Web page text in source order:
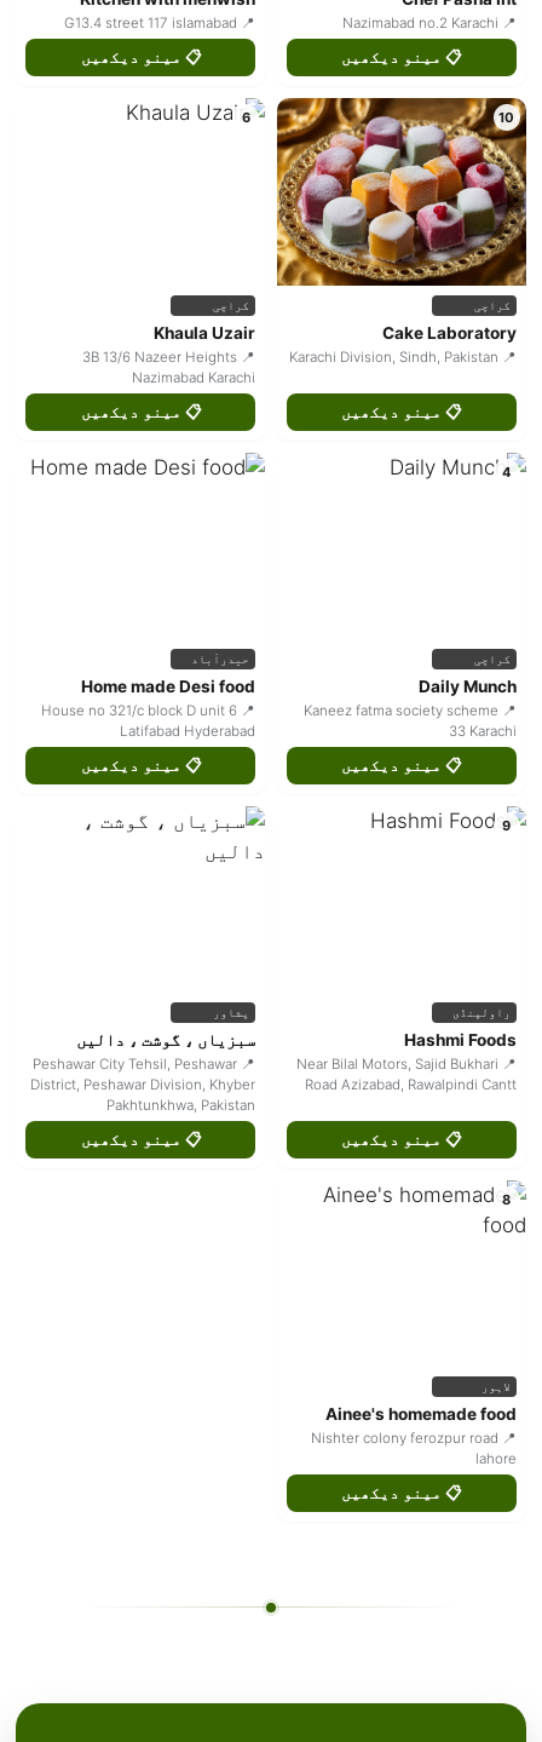
📍 Nazimabad no.2 Karachi
📋 مینو دیکھیں
📍 G13.4 street 117 islamabad
📋 مینو دیکھیں
10
کراچی
Cake Laboratory
📍 Karachi Division, Sindh, Pakistan
📋 مینو دیکھیں
6
کراچی
Khaula Uzair
📍 3B 13/6 Nazeer Heights
Nazimabad Karachi
📋 مینو دیکھیں
4
کراچی
Daily Munch
📍 Kaneez fatma society scheme
33 Karachi
📋 مینو دیکھیں
حیدرآباد
Home made Desi food
📍 House no 321/c block D unit 6
Latifabad Hyderabad
📋 مینو دیکھیں
9
راولپنڈی
Hashmi Foods
📍 Near Bilal Motors, Sajid Bukhari
Road Azizabad, Rawalpindi Cantt
📋 مینو دیکھیں
پشاور
سبزیاں ، گوشت ، دالیں
📍 Peshawar City Tehsil, Peshawar
District, Peshawar Division, Khyber
Pakhtunkhwa, Pakistan
📋 مینو دیکھیں
8
لاہور
Ainee's homemade food
📍 Nishter colony ferozpur road
lahore
📋 مینو دیکھیں